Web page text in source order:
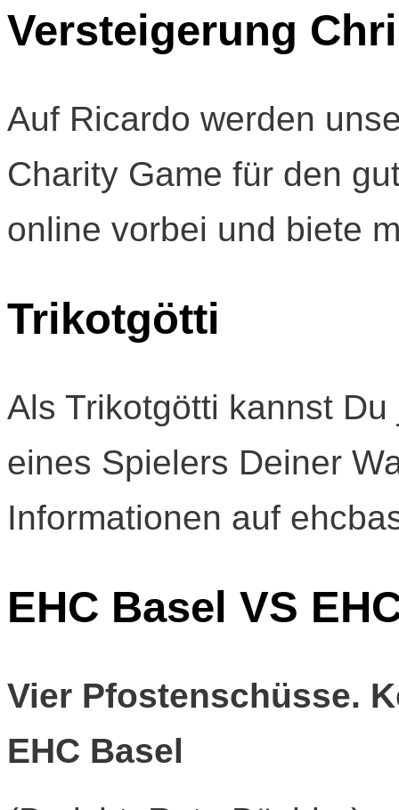
Versteigerung
Auf Ricardo werden
Charity Game für den
online vorbei und biete
Trikotgötti
Als Trikotgötti kannst
eines Spielers Deiner
Informationen auf
EHC Basel VS
Vier Pfostenschüsse.
EHC Basel